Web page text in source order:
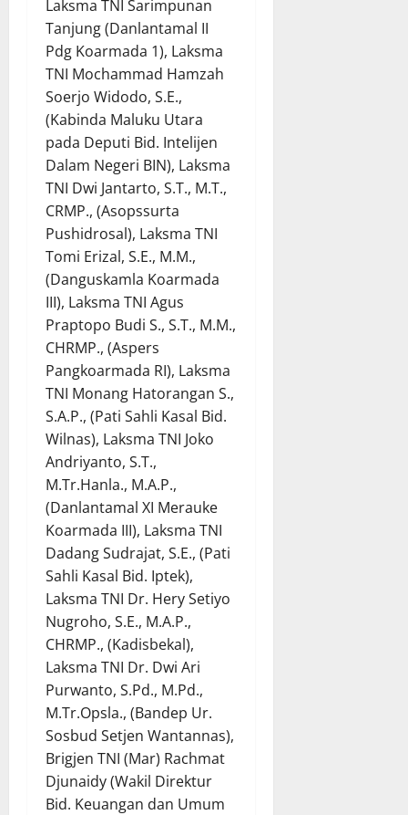
Laksma TNI Sarimpunan
Tanjung (Danlantamal II
Pdg Koarmada 1), Laksma
TNI Mochammad Hamzah
Soerjo Widodo, S.E.,
(Kabinda Maluku Utara
pada Deputi Bid. Intelijen
Dalam Negeri BIN), Laksma
TNI Dwi Jantarto, S.T., M.T.,
CRMP., (Asopssurta
Pushidrosal), Laksma TNI
Tomi Erizal, S.E., M.M.,
(Danguskamla Koarmada
III), Laksma TNI Agus
Praptopo Budi S., S.T., M.M.,
CHRMP., (Aspers
Pangkoarmada RI), Laksma
TNI Monang Hatorangan S.,
S.A.P., (Pati Sahli Kasal Bid.
Wilnas), Laksma TNI Joko
Andriyanto, S.T.,
M.Tr.Hanla., M.A.P.,
(Danlantamal XI Merauke
Koarmada III), Laksma TNI
Dadang Sudrajat, S.E., (Pati
Sahli Kasal Bid. Iptek),
Laksma TNI Dr. Hery Setiyo
Nugroho, S.E., M.A.P.,
CHRMP., (Kadisbekal),
Laksma TNI Dr. Dwi Ari
Purwanto, S.Pd., M.Pd.,
M.Tr.Opsla., (Bandep Ur.
Sosbud Setjen Wantannas),
Brigjen TNI (Mar) Rachmat
Djunaidy (Wakil Direktur
Bid. Keuangan dan Umum